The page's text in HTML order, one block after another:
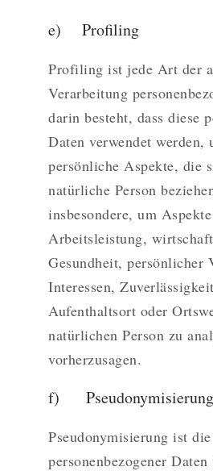
e) Profiling
Profiling ist jede Art der
Verarbeitung
darin besteht, dass diese
Daten verwendet werden,
persönliche Aspekte, die
natürliche Person
insbesondere, um
Arbeitsleistung,
Gesundheit, persönlicher
Interessen,
Aufenthaltsort oder
natürlichen Person zu
vorherzusagen.
f) Pseudonymisierung
Pseudonymisierung ist
personenbezogener